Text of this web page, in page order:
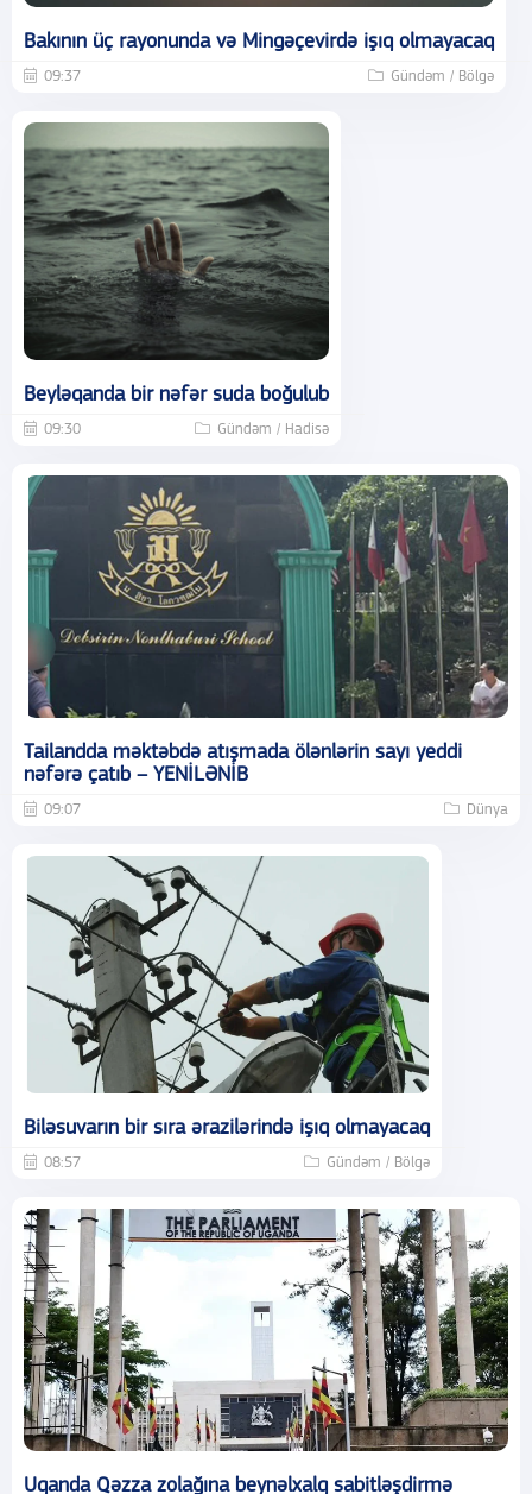
Bakının üç rayonunda və Mingəçevirdə işıq olmayacaq
09:37 Gündəm / Bölgə
Beyləqanda bir nəfər suda boğulub
09:30 Gündəm / Hadisə
Tailandda məktəbdə atışmada ölənlərin sayı yeddi
nəfərə çatıb – YENİLƏNİB
09:07 Dünya
Biləsuvarın bir sıra ərazilərində işıq olmayacaq
08:57 Gündəm / Bölgə
Uqanda Qəzza zolağına beynəlxalq sabitləşdirmə